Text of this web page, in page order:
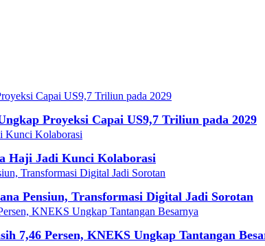
Proyeksi Capai US9,7 Triliun pada 2029
Haji Jadi Kunci Kolaborasi
Pensiun, Transformasi Digital Jadi Sorotan
7,46 Persen, KNEKS Ungkap Tantangan